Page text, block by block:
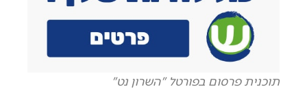
תוכנית פרסום בפורטל "השרון נט"